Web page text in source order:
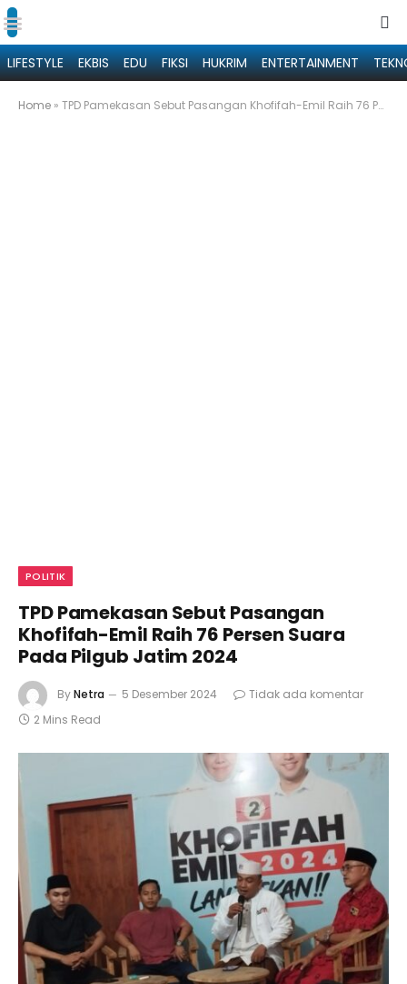
LIFESTYLE EKBIS EDU FIKSI HUKRIM ENTERTAINMENT
Home » TPD Pamekasan Sebut Pasangan Khofifah-Emil Raih 76 Persen Suara Pada Pilgub Jatim 2024
POLITIK
TPD Pamekasan Sebut Pasangan
Khofifah-Emil Raih 76 Persen Suara
Pada Pilgub Jatim 2024
ByNetra 5 Desember 2024
Tidak ada komentar
2 Mins Read